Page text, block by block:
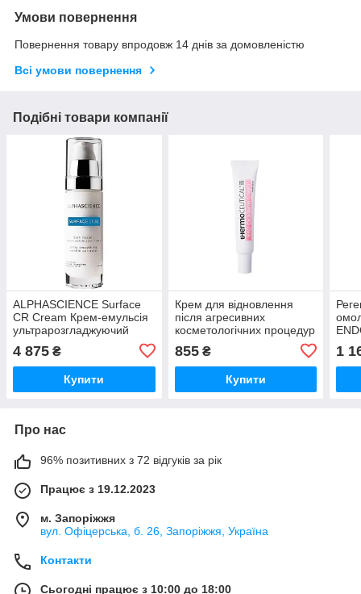
Умови повернення
Повернення товару впродовж 14 днів за домовленістю
Всі умови повернення
Подібні товари компанії
ALPHASCIENCE Surface
CR Cream Крем-емульсія
ультрарозгладжуючий
коректор зморшок 30 мл
4 875 ₴
Купити
Крем для відновлення
після агресивних
косметологічних процедур
THERMOCEUTICAL, 15 мл
855₴
Купити
1
Про нас
96% позитивних з 72 відгуків за рік
Працює з 19.12.2023
м. Запоріжжя
вул. Офіцерська, б. 26, Запоріжжя, Україна
Контакти
Сьогодні працює з 10:00 до 18:00